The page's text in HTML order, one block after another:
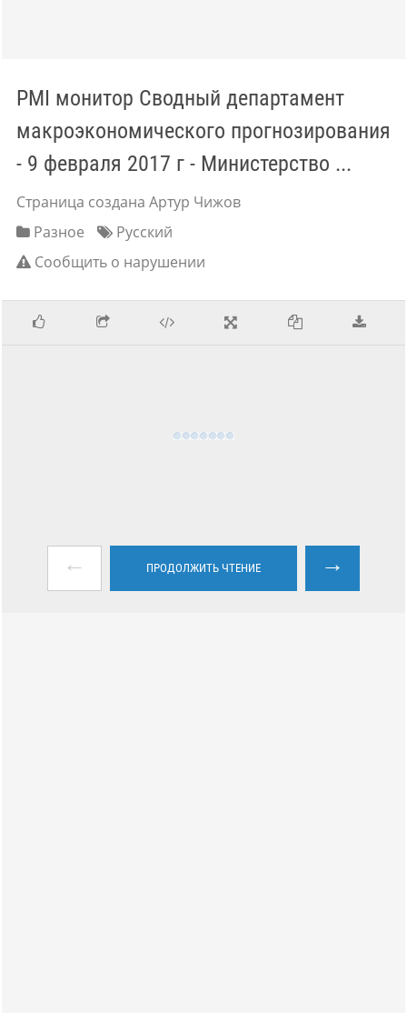
PMI монитор Сводный департамент
макроэкономического прогнозирования
- 9 февраля 2017 г - Министерство ...
Страница создана Артур Чижов
Разное
Русский
Сообщить о нарушении
← ПРОДОЛЖИТЬ ЧТЕНИЕ →